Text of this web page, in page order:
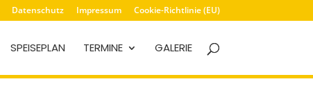
Datenschutz Impressum Cookie-Richtlinie (EU)
SPEISEPLAN TERMINE GALERIE